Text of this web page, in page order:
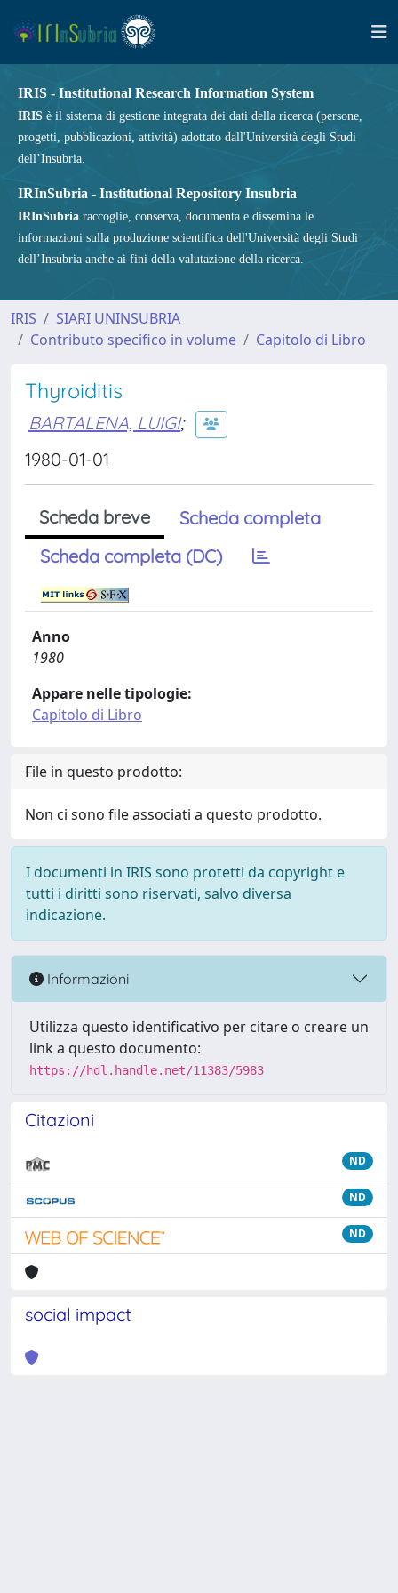
IRIS - Institutional Research Information System
IRIS è il sistema di gestione integrata dei dati della ricerca (persone,
progetti, pubblicazioni, attività) adottato dall'Università degli Studi
dell’Insubria.
IRInSubria - Institutional Repository Insubria
IRInSubria raccoglie, conserva, documenta e dissemina le
informazioni sulla produzione scientifica dell'Università degli Studi
dell’Insubria anche ai fini della valutazione della ricerca.
IRIS
SIARI UNINSUBRIA
Contributo specifico in volume
Capitolo di Libro
Thyroiditis
BARTALENA, LUIGI;
1980-01-01
Scheda breve
Scheda completa
Scheda completa (DC)
Anno
1980
Appare nelle tipologie:
Capitolo di Libro
File in questo prodotto:
Non ci sono file associati a questo prodotto.
I documenti in IRIS sono protetti da copyright e
tutti i diritti sono riservati, salvo diversa
indicazione.
Informazioni
Utilizza questo identificativo per citare o creare un
link a questo documento:
https://hdl.handle.net/11383/5983
Citazioni
ND
ND
ND
social impact